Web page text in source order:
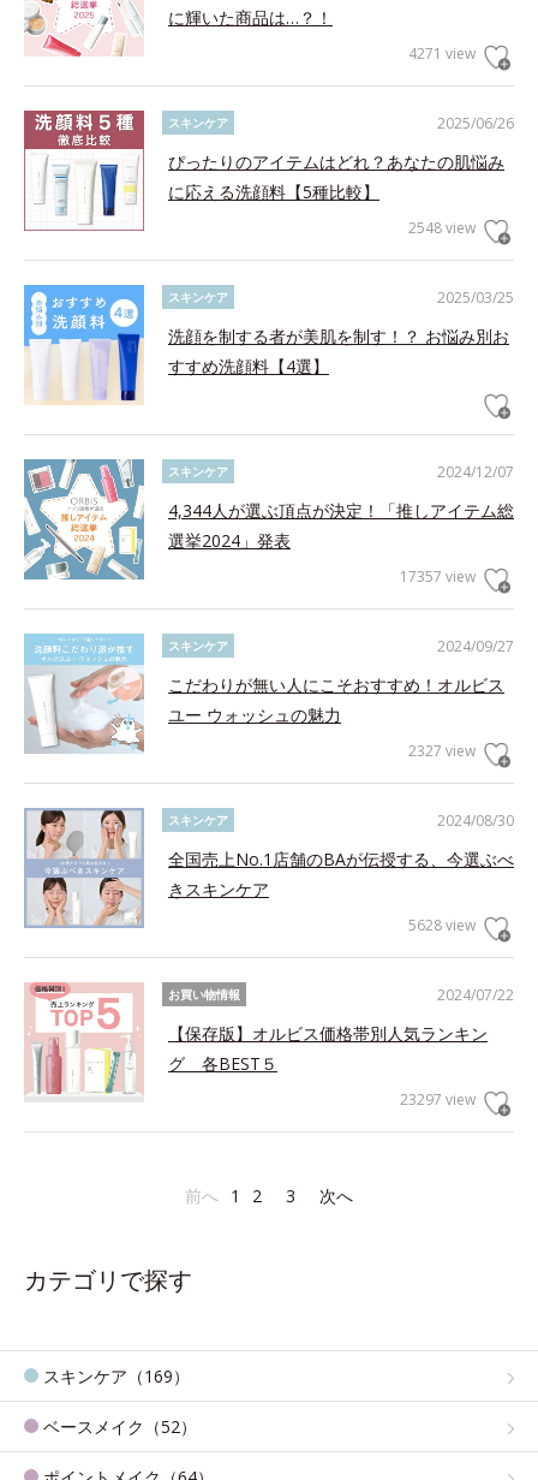
に輝いた商品は…？！
4271 view
2025/06/26
スキンケア
ぴったりのアイテムはどれ？あなたの肌悩み
に応える洗顔料【5種比較】
2548 view
2025/03/25
スキンケア
洗顔を制する者が美肌を制す！？ お悩み別お
すすめ洗顔料【4選】
2024/12/07
スキンケア
4,344人が選ぶ頂点が決定！「推しアイテム総
選挙2024」発表
17357 view
2024/09/27
スキンケア
こだわりが無い人にこそおすすめ！オルビス
ユー ウォッシュの魅力
2327 view
2024/08/30
スキンケア
全国売上No.1店舗のBAが伝授する、今選ぶべ
きスキンケア
5628 view
2024/07/22
お買い物情報
【保存版】オルビス価格帯別人気ランキン
グ 各BEST５
23297 view
前へ 1 2 3 次へ
カテゴリで探す
スキンケア（169）
ベースメイク（52）